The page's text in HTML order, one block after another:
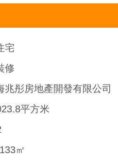
宅
修
兆彤房地產開發有限公司
平方米
㎡